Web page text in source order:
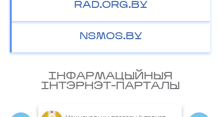
RAD.ORG.BY
NSMOS.BY
IНФАРМАЦЫЙНЫЯ
IНТЭРНЭТ-ПАРТАЛЫ